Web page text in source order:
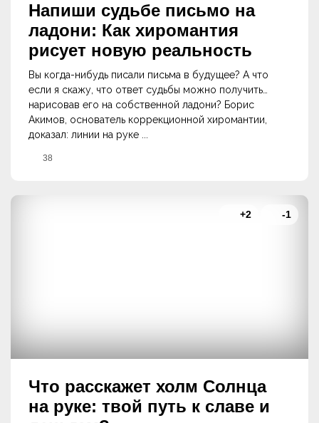
Напиши судьбе письмо на
ладони: Как хиромантия
рисует новую реальность
Вы когда-нибудь писали письма в будущее? А что
если я скажу, что ответ судьбы можно получить…
нарисовав его на собственной ладони? Борис
Акимов, основатель коррекционной хиромантии,
доказал: линии на руке ...
38
Что расскажет холм Солнца
на руке: твой путь к славе и
+2 -1